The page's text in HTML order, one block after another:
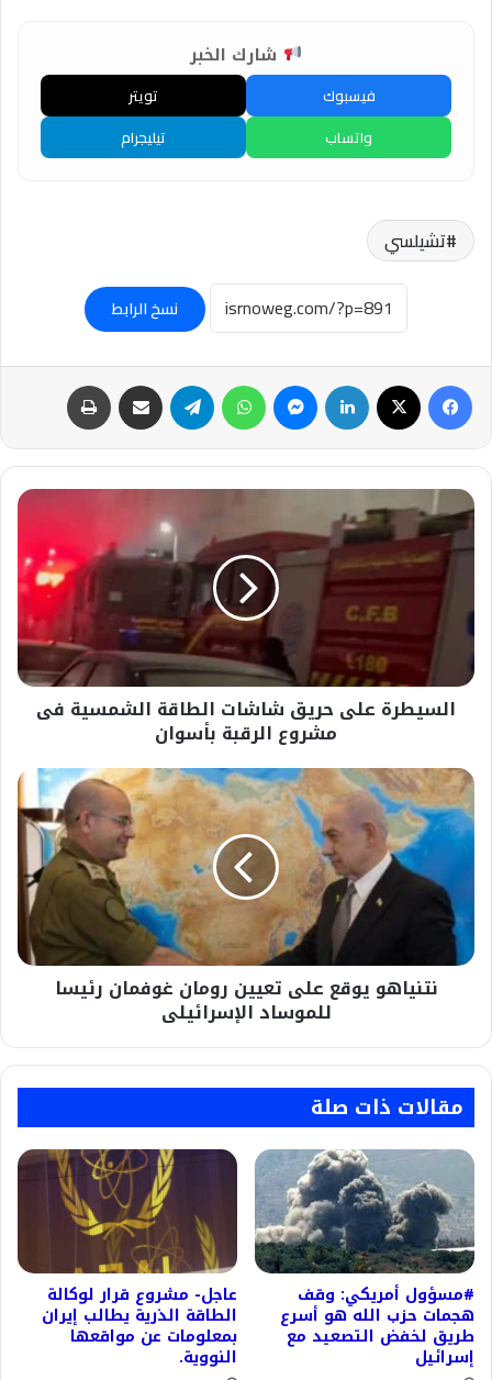
شارك الخبر
فيسبوك
تويتر
واتساب
تيليجرام
تشيلسي
نسخ الرابط
فيسبوك لينكدإن ماسنجر واتساب تيلقرام مشاركة عبر البريد
السيطرة
على
حريق
شاشات
الطاقة
الشمسية
فى
مشروع
الرقبة
بأسوان
السيطرة على حريق شاشات الطاقة الشمسية فى
مشروع الرقبة بأسوان
نتنياهو
يوقع
على
غوفمان
رئيسا
للموساد
الإسرائيلى
نتنياهو يوقع على تعيين رومان غوفمان رئيسا
للموساد الإسرائيلى
مقالات ذات صلة
#مسؤول أمريكي: وقف
هجمات حزب الله هو أسرع
طريق لخفض التصعيد مع
إسرائيل
عاجل- مشروع قرار لوكالة
الطاقة الذرية يطالب إيران
بمعلومات عن مواقعها
النووية.